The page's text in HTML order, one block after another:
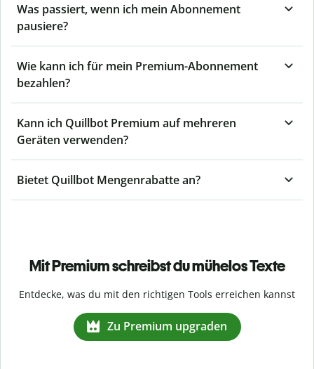
Was passiert, wenn ich mein Abonnement
pausiere?
Wie kann ich für mein Premium-Abonnement
bezahlen?
Kann ich Quillbot Premium auf mehreren
Geräten verwenden?
Bietet Quillbot Mengenrabatte an?
Mit Premium schreibst du mühelos Texte
Entdecke, was du mit den richtigen Tools erreichen kannst
Zu Premium upgraden